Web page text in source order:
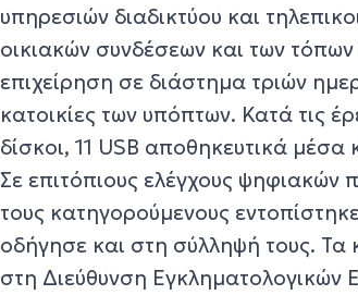
υπηρεσιών διαδικτύου και
οικιακών συνδέσεων και των
επιχείρηση σε διάστημα τριών
κατοικίες των υπόπτων. Κατά τις
δίσκοι, 11 USB αποθηκευτικά μέσα
Σε επιτόπιους ελέγχους ψηφιακών
τους κατηγορούμενους
οδήγησε και στη σύλληψή τους.
στη Διεύθυνση Εγκληματολογικών